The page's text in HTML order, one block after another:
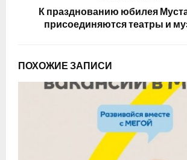
К празднованию юбилея
присоединяются театры и
ПОХОЖИЕ ЗАПИСИ